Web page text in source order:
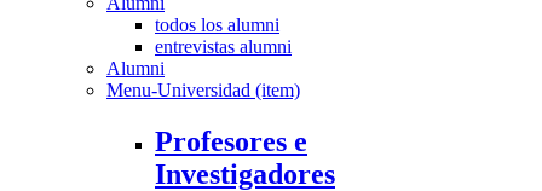
todos los alumni
entrevistas alumni
Alumni
Menu-Universidad (item)
Profesores e
Investigadores